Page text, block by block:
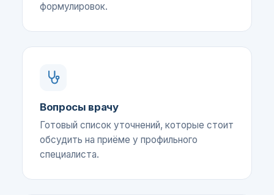
формулировок.
Вопросы врачу
Готовый список уточнений, которые стоит
обсудить на приёме у профильного
специалиста.